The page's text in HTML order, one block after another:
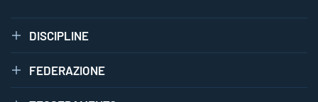
DISCIPLINE
FEDERAZIONE